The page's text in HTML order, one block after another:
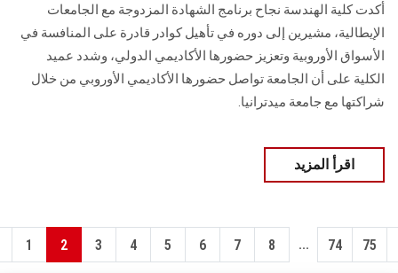
أكدت كلية الهندسة نجاح برنامج الشهادة المزدوجة مع الجامعات
الإيطالية، مشيرين إلى دوره في تأهيل كوادر قادرة على المنافسة في
الأسواق الأوروبية وتعزيز حضورها الأكاديمي الدولي، وشدد عميد
الكلية على أن الجامعة تواصل حضورها الأكاديمي الأوروبي من خلال
شراكتها مع جامعة ميدترانيا.
اقرأ المزيد
1 2 3 4 5 6 7 8 ... 74 75